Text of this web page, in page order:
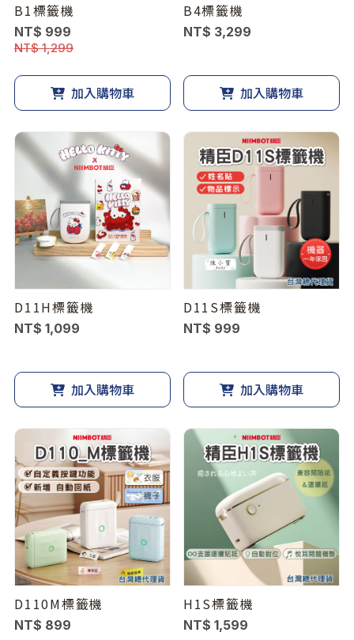
B1標籤機
NT$ 999
NT$ 1,299
加入購物車
B4標籤機
NT$ 3,299
加入購物車
D11H標籤機
NT$ 1,099
加入購物車
D11S標籤機
NT$ 999
加入購物車
D110M標籤機
NT$ 899
H1S標籤機
NT$ 1,599